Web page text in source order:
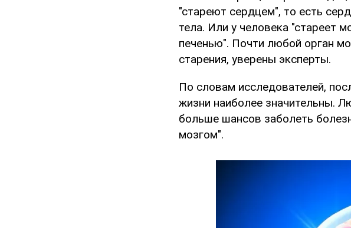
"стареют сердцем", то есть
тела. Или у человека "стареет
печенью". Почти любой орган
старения, уверены эксперты.
По словам исследователей,
жизни наиболее значительны.
больше шансов заболеть
мозгом".